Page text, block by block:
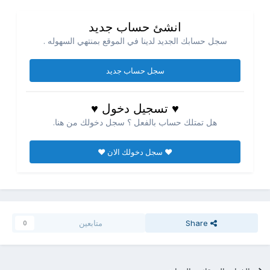
انشئ حساب جديد
سجل حسابك الجديد لدينا في الموقع بمنتهي السهوله .
سجل حساب جديد
♥ تسجيل دخول ♥
هل تمتلك حساب بالفعل ؟ سجل دخولك من هنا.
♥ سجل دخولك الان ♥
Share متابعين 0